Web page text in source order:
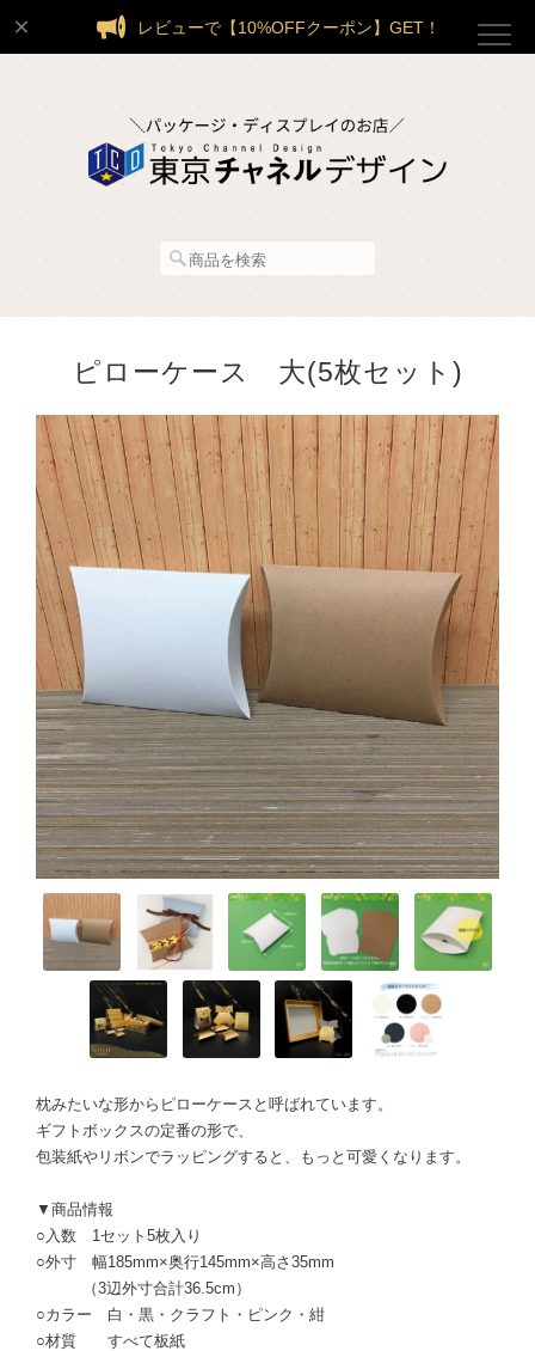
レビューで【10%OFFクーポン】GET！
ピローケース 大(5枚セット)
枕みたいな形からピローケースと呼ばれています。
ギフトボックスの定番の形で、
包装紙やリボンでラッピングすると、もっと可愛くなります。
▼商品情報
○入数 1セット5枚入り
○外寸 幅185mm×奥行145mm×高さ35mm
（3辺外寸合計36.5cm）
○カラー 白・黒・クラフト・ピンク・紺
○材質 すべて板紙